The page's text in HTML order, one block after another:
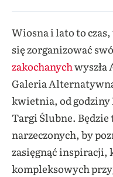
Wiosna i lato to
się zorganizować
zakochanychwyszła
Galeria
kwietnia, od godziny
Targi Ślubne. Będzie
narzeczonych, by
zasięgnąć inspiracji,
kompleksowych